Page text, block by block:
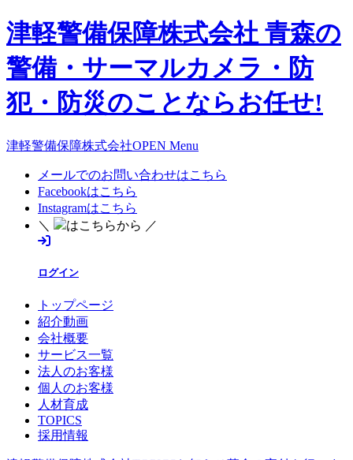
津軽警備保障株式会社 青森の
警備・サーマルカメラ・防
犯・防災のことならお任せ!
津軽警備保障株式会社OPEN Menu
メールでのお問い合わせはこちら
Facebookはこちら
Instagramはこちら
＼
はこちらから ／
ログイン
トップページ
紹介動画
会社概要
サービス一覧
法人のお客様
個人のお客様
人材育成
TOPICS
採用情報